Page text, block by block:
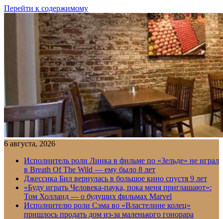
Перейти к содержимому
6 августа, 2026
Исполнитель роли Линка в фильме по «Зельде» не играл
в Breath Of The Wild — ему было 8 лет
Джессика Бил вернулась в большое кино спустя 9 лет
«Буду играть Человека-паука, пока меня приглашают»:
Том Холланд — о будущих фильмах Marvel
Исполнителю роли Сэма во «Властелине колец»
пришлось продать дом из-за маленького гонорара